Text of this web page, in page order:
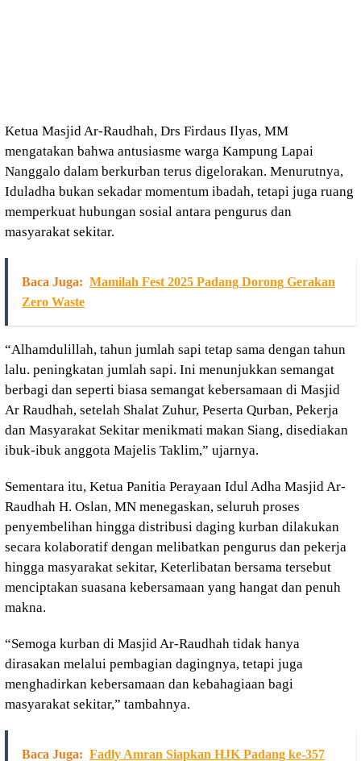
Ketua Masjid Ar-Raudhah, Drs Firdaus Ilyas, MM
mengatakan bahwa antusiasme warga Kampung Lapai
Nanggalo dalam berkurban terus digelorakan. Menurutnya,
Iduladha bukan sekadar momentum ibadah, tetapi juga ruang
memperkuat hubungan sosial antara pengurus dan
masyarakat sekitar.
Baca Juga: Mamilah Fest 2025 Padang Dorong Gerakan
Zero Waste
“Alhamdulillah, tahun jumlah sapi tetap sama dengan tahun
lalu. peningkatan jumlah sapi. Ini menunjukkan semangat
berbagi dan seperti biasa semangat kebersamaan di Masjid
Ar Raudhah, setelah Shalat Zuhur, Peserta Qurban, Pekerja
dan Masyarakat Sekitar menikmati makan Siang, disediakan
ibuk-ibuk anggota Majelis Taklim,” ujarnya.
Sementara itu, Ketua Panitia Perayaan Idul Adha Masjid Ar-
Raudhah H. Oslan, MN menegaskan, seluruh proses
penyembelihan hingga distribusi daging kurban dilakukan
secara kolaboratif dengan melibatkan pengurus dan pekerja
hingga masyarakat sekitar, Keterlibatan bersama tersebut
menciptakan suasana kebersamaan yang hangat dan penuh
makna.
“Semoga kurban di Masjid Ar-Raudhah tidak hanya
dirasakan melalui pembagian dagingnya, tetapi juga
menghadirkan kebersamaan dan kebahagiaan bagi
masyarakat sekitar,” tambahnya.
Baca Juga: Fadly Amran Siapkan HJK Padang ke-357